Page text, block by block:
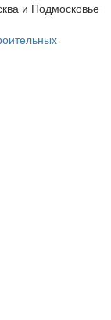
и Подмосковье